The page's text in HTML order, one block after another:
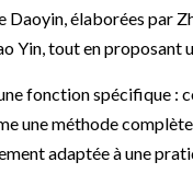
Daoyin, élaborées par
Yin, tout en
fonction spécifique :
une méthode
adaptée à une